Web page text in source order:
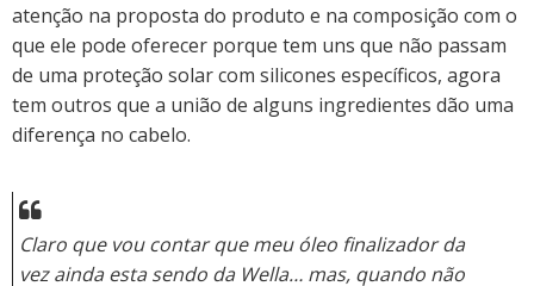
atenção na proposta do produto e na composição com o
que ele pode oferecer porque tem uns que não passam
de uma proteção solar com silicones específicos, agora
tem outros que a união de alguns ingredientes dão uma
diferença no cabelo.
Claro que vou contar que meu óleo finalizador da
vez ainda esta sendo da Wella… mas, quando não